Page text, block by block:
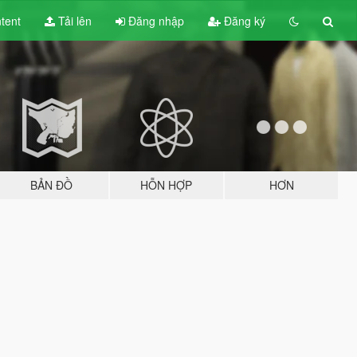
Tải lên Đăng nhập Đăng ký
BẢN ĐỒ HỖN HỢP HƠN